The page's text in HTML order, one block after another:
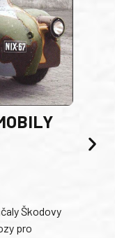
Škodovy
pro